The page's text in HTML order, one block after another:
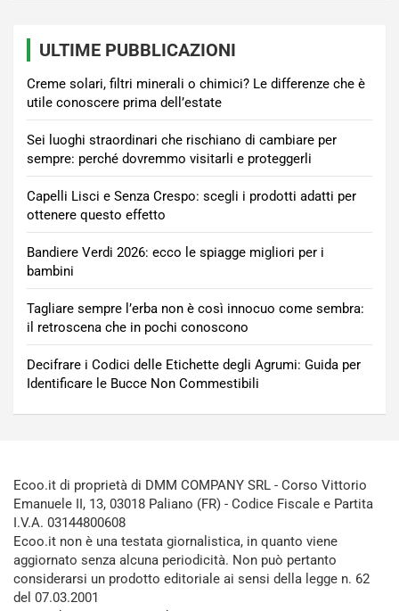
ULTIME PUBBLICAZIONI
Creme solari, filtri minerali o chimici? Le differenze che è
utile conoscere prima dell’estate
Sei luoghi straordinari che rischiano di cambiare per
sempre: perché dovremmo visitarli e proteggerli
Capelli Lisci e Senza Crespo: scegli i prodotti adatti per
ottenere questo effetto
Bandiere Verdi 2026: ecco le spiagge migliori per i
bambini
Tagliare sempre l’erba non è così innocuo come sembra:
il retroscena che in pochi conoscono
Decifrare i Codici delle Etichette degli Agrumi: Guida per
Identificare le Bucce Non Commestibili
Ecoo.it di proprietà di DMM COMPANY SRL - Corso Vittorio
Emanuele II, 13, 03018 Paliano (FR) - Codice Fiscale e Partita
I.V.A. 03144800608
Ecoo.it non è una testata giornalistica, in quanto viene
aggiornato senza alcuna periodicità. Non può pertanto
considerarsi un prodotto editoriale ai sensi della legge n. 62
del 07.03.2001